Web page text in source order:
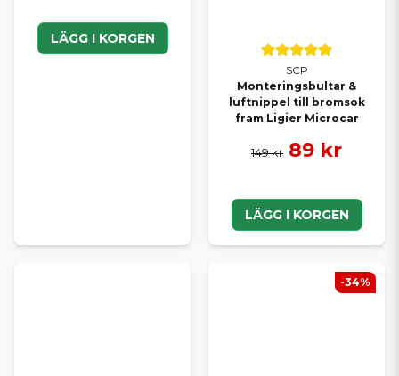
LÄGG I KORGEN
SCP
Monteringsbultar &
luftnippel till bromsok
fram Ligier Microcar
149 kr 89 kr
LÄGG I KORGEN
-34%